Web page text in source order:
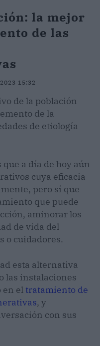
la mejor
de las
15:32
de la población
de la
de etiología
a día de hoy aún
cuya eficacia
pero sí que
que puede
aminorar los
de vida del
o cuidadores.
esta alternativa
las instalaciones
en el tratamiento de
, y
con sus